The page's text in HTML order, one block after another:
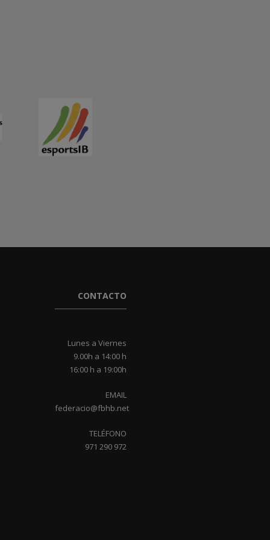
CONTACTO
Lunes a Viernes
9.00h a 14:00 h
16:00 h a 19:00h
EMAIL
federacio@fbhb.net
TELÉFONO
971 290 972